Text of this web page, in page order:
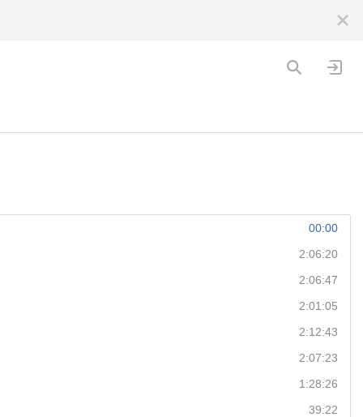
00:00
2:06:20
2:06:47
2:01:05
2:12:43
2:07:23
1:28:26
39:22